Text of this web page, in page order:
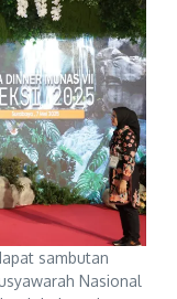
sambutan
Nasional